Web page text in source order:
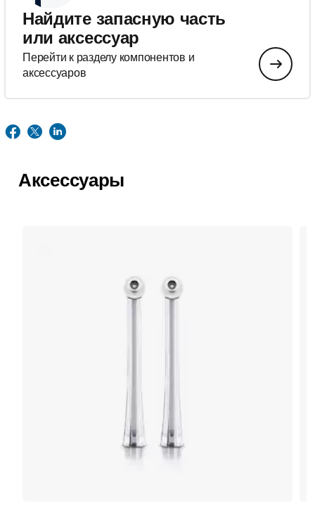
Найдите запасную часть
или аксессуар
Перейти к разделу компонентов и
аксессуаров
Аксессуары